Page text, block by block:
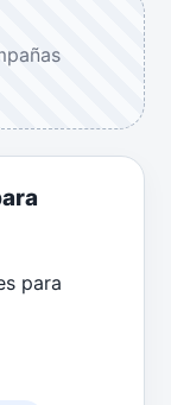
para